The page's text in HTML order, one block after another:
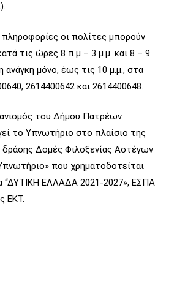
πληροφορίες οι πολίτες μπορούν
τις ώρες 8 π.μ – 3 μ.μ. και 8 – 9
ανάγκη μόνο, έως τις 10 μ.μ., στα
2614400642 και 2614400648.
του Δήμου Πατρέων
το Υπνωτήριο στο πλαίσιο της
δράσης Δομές Φιλοξενίας Αστέγων
που χρηματοδοτείται
“ΔΥΤΙΚΗ ΕΛΛΑΔΑ 2021-2027», ΕΣΠΑ
ΕΚΤ.